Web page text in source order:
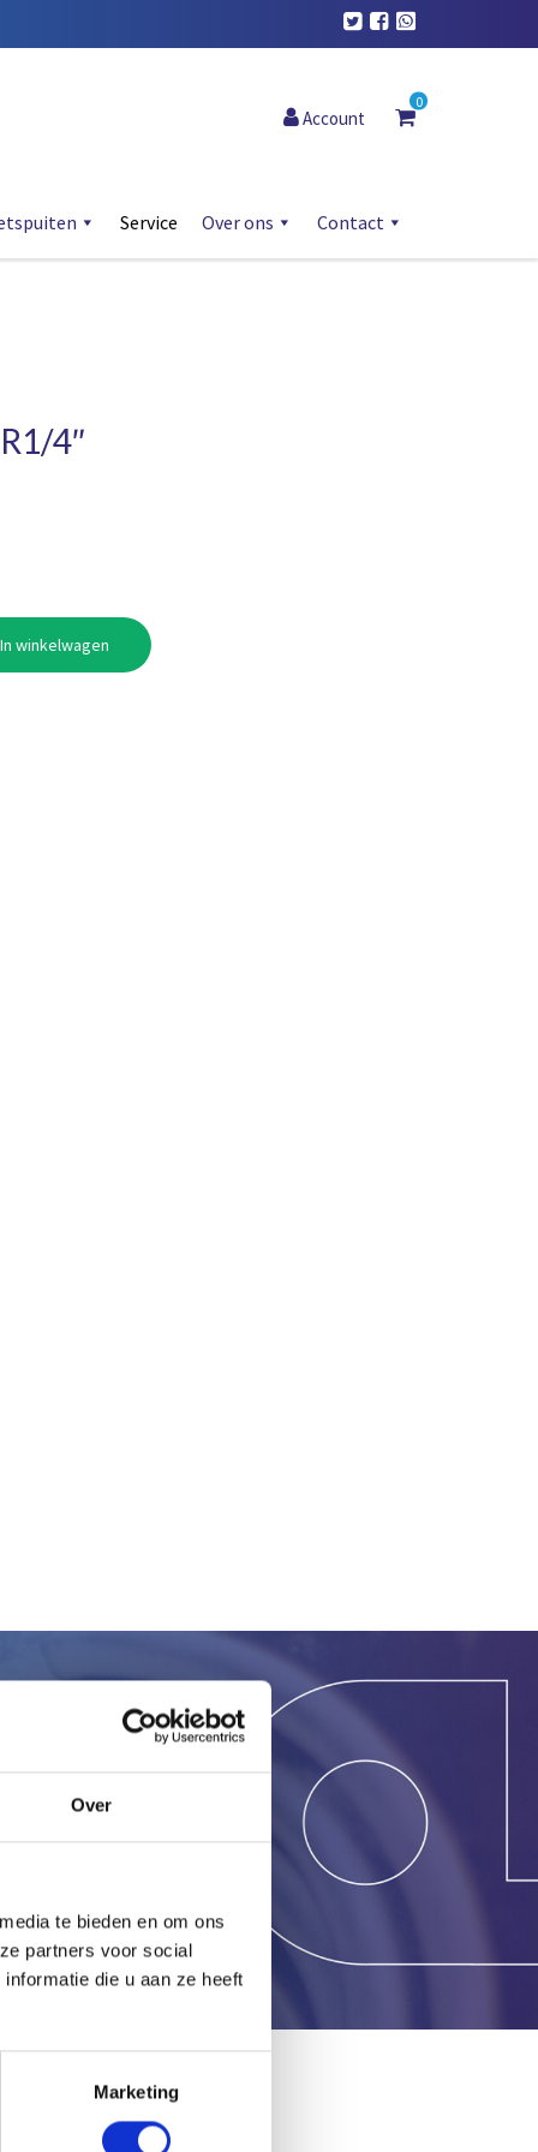
Over
te bieden en om ons
partners voor social
die u aan ze heeft
Marketing
Account
0
Service Over ons Contact
4″
winkelwagen